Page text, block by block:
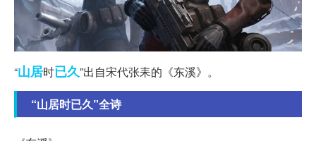
“山居时已久”出自宋代张耒的《东溪》。
“山居时已久”全诗